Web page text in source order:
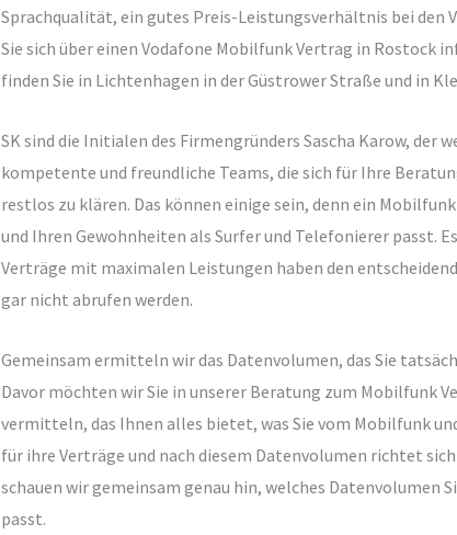
Sprachqualität, ein gutes Preis-Leistungsverhältnis bei den
Sie sich über einen Vodafone Mobilfunk Vertrag in Rostock
finden Sie in Lichtenhagen in der Güstrower Straße und in
SK sind die Initialen des Firmengründers Sascha Karow,
kompetente und freundliche Teams, die sich für Ihre
restlos zu klären. Das können einige sein, denn ein
und Ihren Gewohnheiten als Surfer und Telefonierer passt.
Verträge mit maximalen Leistungen haben den
gar nicht abrufen werden.
Gemeinsam ermitteln wir das Datenvolumen, das Sie
Davor möchten wir Sie in unserer Beratung zum Mobilfunk
vermitteln, das Ihnen alles bietet, was Sie vom Mobilfunk
für ihre Verträge und nach diesem Datenvolumen richtet
schauen wir gemeinsam genau hin, welches Datenvolumen
passt.